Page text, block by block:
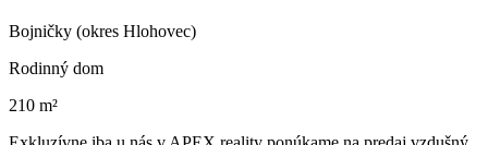
Bojničky (okres Hlohovec)
Rodinný dom
210 m²